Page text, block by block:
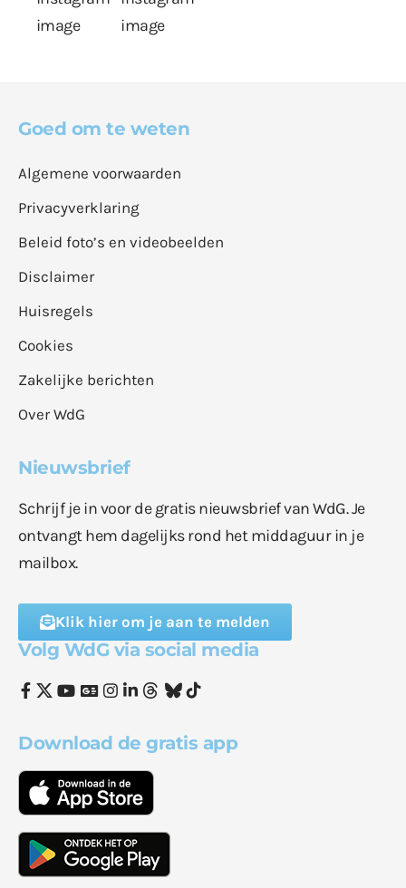
Goed om te weten
Algemene voorwaarden
Privacyverklaring
Beleid foto’s en videobeelden
Disclaimer
Huisregels
Cookies
Zakelijke berichten
Over WdG
Nieuwsbrief
Schrijf je in voor de gratis nieuwsbrief van WdG. Je
ontvangt hem dagelijks rond het middaguur in je
mailbox.
Klik hier om je aan te melden
Volg WdG via social media
Download de gratis app